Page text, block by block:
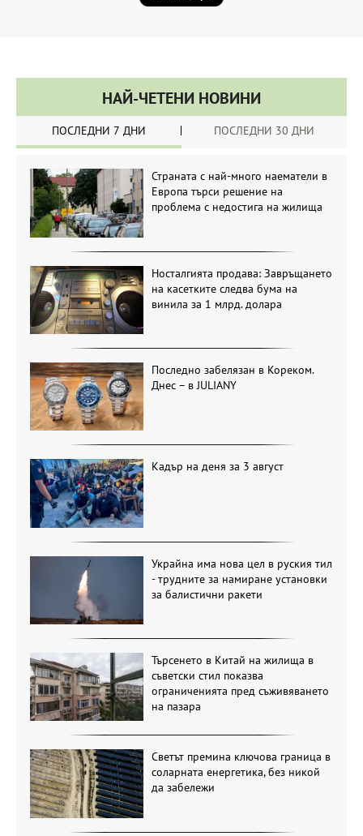
НАЙ-ЧЕТЕНИ НОВИНИ
ПОСЛЕДНИ 7 ДНИ ПОСЛЕДНИ 30 ДНИ
Страната с най-много наематели в
Европа търси решение на
проблема с недостига на жилища
Носталгията продава: Завръщането
на касетките следва бума на
винила за 1 млрд. долара
Последно забелязан в Кореком.
Днес – в JULIANY
Кадър на деня за 3 август
Украйна има нова цел в руския тил
- трудните за намиране установки
за балистични ракети
Търсенето в Китай на жилища в
съветски стил показва
ограниченията пред съживяването
на пазара
Светът премина ключова граница в
соларната енергетика, без никой
да забележи